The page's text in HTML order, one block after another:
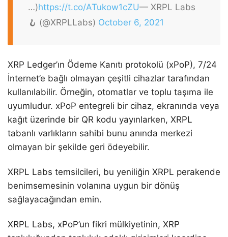
…)https://t.co/ATukow1cZU— XRPL Labs
🪝 (@XRPLLabs) October 6, 2021
XRP Ledger’ın Ödeme Kanıtı protokolü (xPoP), 7/24
İnternet’e bağlı olmayan çeşitli cihazlar tarafından
kullanılabilir. Örneğin, otomatlar ve toplu taşıma ile
uyumludur. xPoP entegreli bir cihaz, ekranında veya
kağıt üzerinde bir QR kodu yayınlarken, XRPL
tabanlı varlıkların sahibi bunu anında merkezi
olmayan bir şekilde geri ödeyebilir.
XRPL Labs temsilcileri, bu yeniliğin XRPL perakende
benimsemesinin volanına uygun bir dönüş
sağlayacağından emin.
XRPL Labs, xPoP’un fikri mülkiyetinin, XRP